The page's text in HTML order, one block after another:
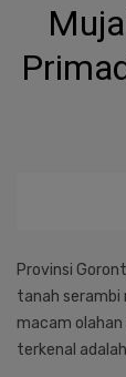
Provinsi
tanah serambi
macam
terkenal